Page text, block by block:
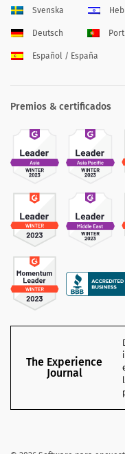
Svenska
Deutsch
Español / España
Premios & certificados
The Experience
Journal